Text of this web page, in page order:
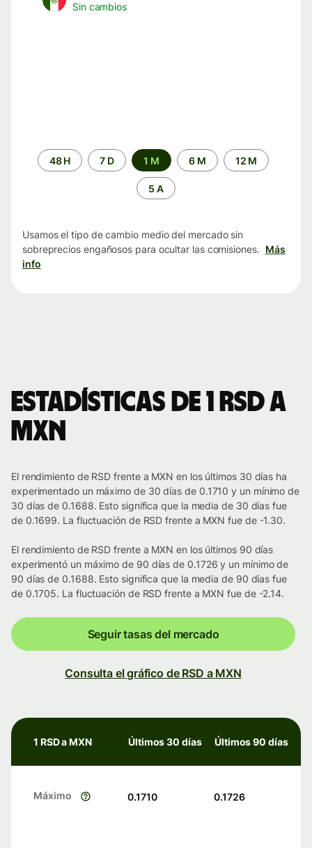
Sin cambios
Periodo48 H 7 D 1 M 6 M 12 M
5 A
Usamos el tipo de cambio medio del mercado sin
sobreprecios engañosos para ocultar las comisiones. Más
info
Estadísticas de 1 RSD a
MXN
El rendimiento de RSD frente a MXN en los últimos 30 días ha
experimentado un máximo de 30 días de 0.1710 y un mínimo de
30 días de 0.1688. Esto significa que la media de 30 días fue
de 0.1699. La fluctuación de RSD frente a MXN fue de -1.30.
El rendimiento de RSD frente a MXN en los últimos 90 días
experimentó un máximo de 90 días de 0.1726 y un mínimo de
90 días de 0.1688. Esto significa que la media de 90 días fue
de 0.1705. La fluctuación de RSD frente a MXN fue de -2.14.
Seguir tasas del mercado
Consulta el gráfico de RSD a MXN
1 RSD a MXN Últimos 30 días Últimos 90 días
Máximo 0.1710 0.1726